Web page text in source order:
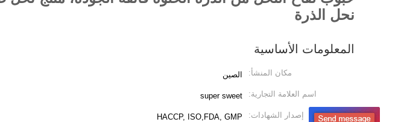
نحل الذرة
المعلومات الأساسية
مكان المنشأ: الصين
اسم العلامة التجارية: super sweet
إصدار الشهادات: HACCP, ISO,FDA, GMP